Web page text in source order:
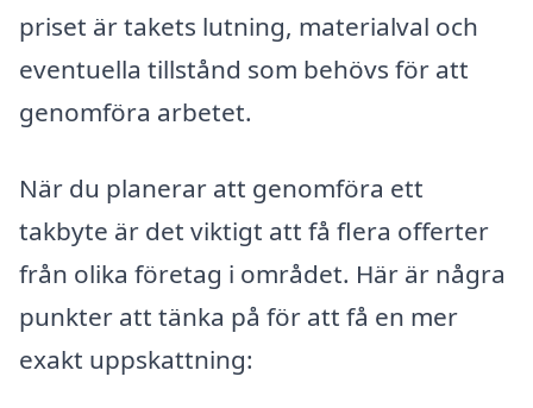
priset är takets lutning, materialval och
eventuella tillstånd som behövs för att
genomföra arbetet.
När du planerar att genomföra ett
takbyte är det viktigt att få flera offerter
från olika företag i området. Här är några
punkter att tänka på för att få en mer
exakt uppskattning: